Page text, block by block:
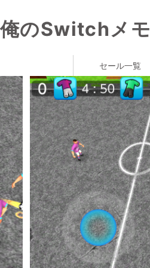
俺のSwitchメモ
セール一覧